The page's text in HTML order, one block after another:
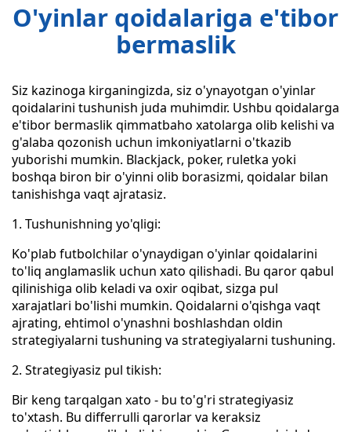
O'yinlar qoidalariga e'tibor
bermaslik
Siz kazinoga kirganingizda, siz o'ynayotgan o'yinlar
qoidalarini tushunish juda muhimdir. Ushbu qoidalarga
e'tibor bermaslik qimmatbaho xatolarga olib kelishi va
g'alaba qozonish uchun imkoniyatlarni o'tkazib
yuborishi mumkin. Blackjack, poker, ruletka yoki
boshqa biron bir o'yinni olib borasizmi, qoidalar bilan
tanishishga vaqt ajratasiz.
1. Tushunishning yo'qligi:
Ko'plab futbolchilar o'ynaydigan o'yinlar qoidalarini
to'liq anglamaslik uchun xato qilishadi. Bu qaror qabul
qilinishiga olib keladi va oxir oqibat, sizga pul
xarajatlari bo'lishi mumkin. Qoidalarni o'qishga vaqt
ajrating, ehtimol o'ynashni boshlashdan oldin
strategiyalarni tushuning va strategiyalarni tushuning.
2. Strategiyasiz pul tikish:
Bir keng tarqalgan xato - bu to'g'ri strategiyasiz
to'xtash. Bu differrulli qarorlar va keraksiz